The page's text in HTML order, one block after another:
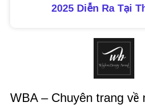
2025 Diễn Ra Tại
WBA – Chuyên trang về